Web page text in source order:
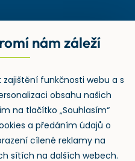
odpadechnám záleží
funkčnosti webu a s
obsahu našich
na tlačítko „Souhlasím“
a předáním údajů o
cílené reklamy na
sítích na dalších webech.